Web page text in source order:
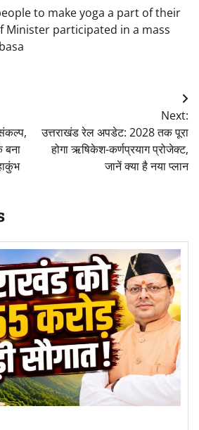
to make yoga a part of their
Minister participated in a mass
बना
Next:
उत्तराखंड रेल अपडेट: 2028 तक पूरा
होगा ऋषिकेश-कर्णप्रयाग प्रोजेक्ट,
जानें क्या है नया प्लान